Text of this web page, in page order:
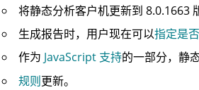
将静态分析客户机更新到 8.0.1663
生成报告时，用户现在可以指定是否
作为 JavaScript 支持的一部分，静
规则更新。